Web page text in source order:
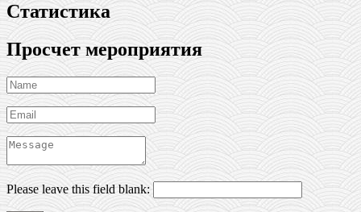
Статистика
Просчет мероприятия
Please leave this field blank: